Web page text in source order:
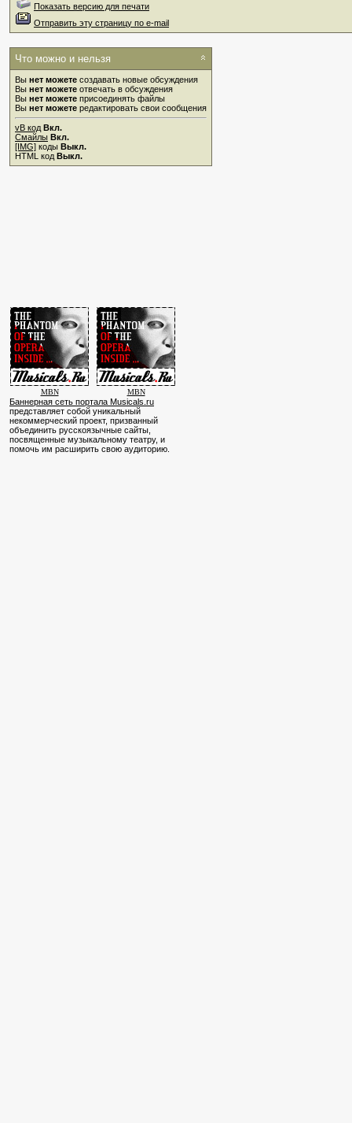
Показать версию для печати
Отправить эту страницу по e-mail
Что можно и нельзя
Вы нет можете создавать новые обсуждения
Вы нет можете отвечать в обсуждения
Вы нет можете присоединять файлы
Вы нет можете редактировать свои сообщения
vB код Вкл.
Смайлы Вкл.
[IMG] коды Выкл.
HTML код Выкл.
MBN MBN
Баннерная сеть портала Musicals.ru
представляет собой уникальный
некоммерческий проект, призванный
объединить русскоязычные сайты,
посвященные музыкальному театру, и
помочь им расширить свою аудиторию.